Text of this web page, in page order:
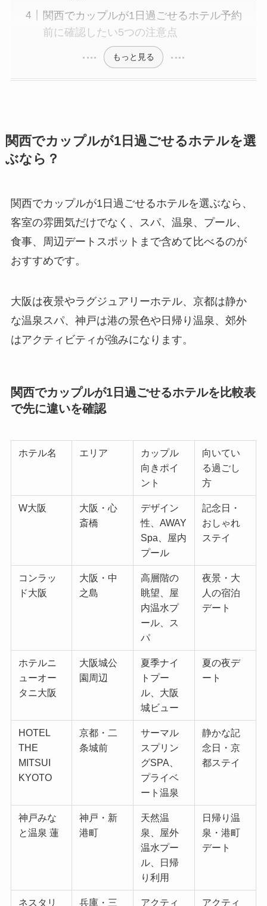
関西でカップルが1日過ごせるホテル予約
前に確認したい5つの注意点
もっと見る
関西でカップルが1日過ごせるホテルを選
ぶなら？
関西でカップルが1日過ごせるホテルを選ぶなら、
客室の雰囲気だけでなく、スパ、温泉、プール、
食事、周辺デートスポットまで含めて比べるのが
おすすめです。
大阪は夜景やラグジュアリーホテル、京都は静か
な温泉スパ、神戸は港の景色や日帰り温泉、郊外
はアクティビティが強みになります。
関西でカップルが1日過ごせるホテルを比較表
で先に違いを確認
ホテル名 エリア
カップル
向きポイ
ント
向いてい
る過ごし
方
W大阪
大阪・心
斎橋
デザイン
性、AWAY
Spa、屋内
プール
記念日・
おしゃれ
ステイ
コンラッ
ド大阪
大阪・中
之島
高層階の
眺望、屋
内温水プ
ール、ス
パ
夜景・大
人の宿泊
デート
ホテルニ
ューオー
タニ大阪
大阪城公
園周辺
夏季ナイ
トプー
ル、大阪
城ビュー
夏の夜デ
ート
HOTEL
THE
MITSUI
KYOTO
京都・二
条城前
サーマル
スプリン
グSPA、
プライベ
ート温泉
静かな記
念日・京
都ステイ
神戸みな
と温泉 蓮
神戸・新
港町
天然温
泉、屋外
温水プー
ル、日帰
り利用
日帰り温
泉・港町
デート
ネスタリ 兵庫・三 アクティ アクティ